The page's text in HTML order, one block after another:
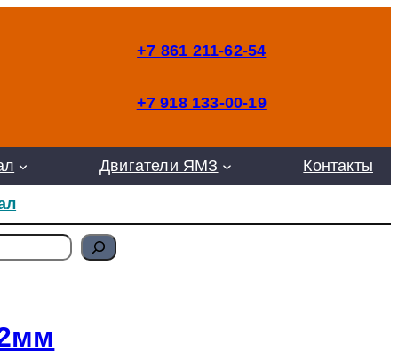
+7 861 211-62-54
+7 918 133-00-19
Двигатели ЯМЗ Контакты